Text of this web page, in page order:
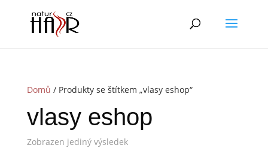
Domů / Produkty se štítkem „vlasy eshop“
vlasy eshop
Zobrazen jediný výsledek